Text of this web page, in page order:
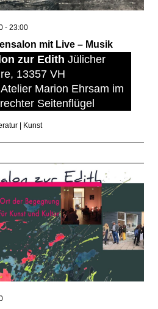
mit Live – Musik
- 23:00
zur Edith Jülicher
13357 VH
Marion Ehrsam im
Seitenflügel
| Kunst